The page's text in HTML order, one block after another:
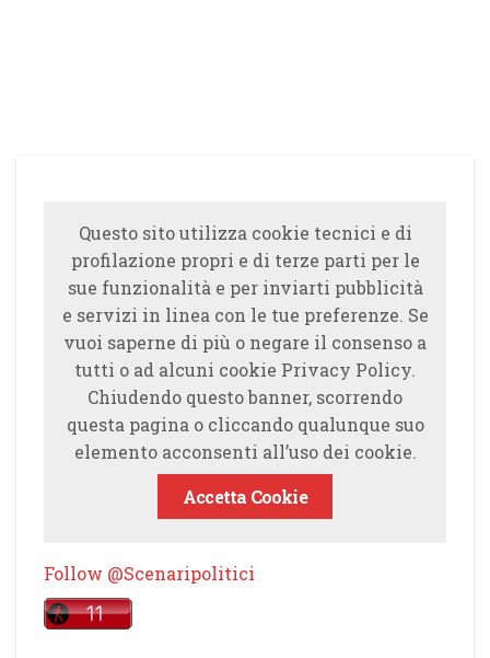
Questo sito utilizza cookie tecnici e di
profilazione propri e di terze parti per le
sue funzionalità e per inviarti pubblicità
e servizi in linea con le tue preferenze. Se
vuoi saperne di più o negare il consenso a
tutti o ad alcuni cookie Privacy Policy.
Chiudendo questo banner, scorrendo
questa pagina o cliccando qualunque suo
elemento acconsenti all’uso dei cookie.
Accetta Cookie
Follow @Scenaripolitici